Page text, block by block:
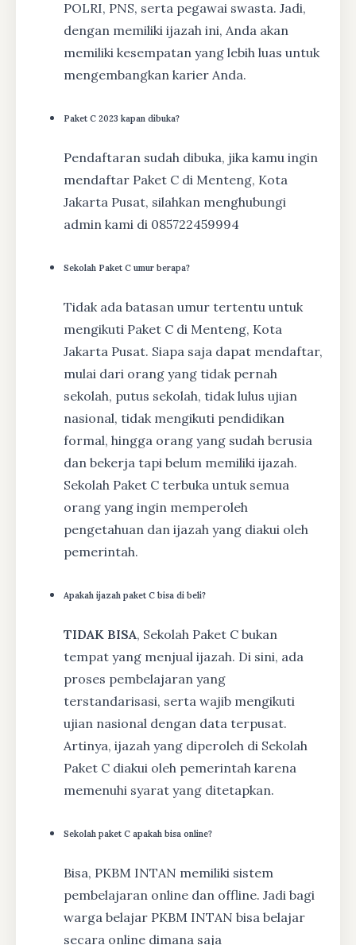
POLRI, PNS, serta pegawai swasta. Jadi,
dengan memiliki ijazah ini, Anda akan
memiliki kesempatan yang lebih luas untuk
mengembangkan karier Anda.
Paket C 2023 kapan dibuka?
Pendaftaran sudah dibuka, jika kamu ingin
mendaftar Paket C di Menteng, Kota
Jakarta Pusat, silahkan menghubungi
admin kami di 085722459994
Sekolah Paket C umur berapa?
Tidak ada batasan umur tertentu untuk
mengikuti Paket C di Menteng, Kota
Jakarta Pusat. Siapa saja dapat mendaftar,
mulai dari orang yang tidak pernah
sekolah, putus sekolah, tidak lulus ujian
nasional, tidak mengikuti pendidikan
formal, hingga orang yang sudah berusia
dan bekerja tapi belum memiliki ijazah.
Sekolah Paket C terbuka untuk semua
orang yang ingin memperoleh
pengetahuan dan ijazah yang diakui oleh
pemerintah.
Apakah ijazah paket C bisa di beli?
TIDAK BISA, Sekolah Paket C bukan
tempat yang menjual ijazah. Di sini, ada
proses pembelajaran yang
terstandarisasi, serta wajib mengikuti
ujian nasional dengan data terpusat.
Artinya, ijazah yang diperoleh di Sekolah
Paket C diakui oleh pemerintah karena
memenuhi syarat yang ditetapkan.
Sekolah paket C apakah bisa online?
Bisa, PKBM INTAN memiliki sistem
pembelajaran online dan offline. Jadi bagi
warga belajar PKBM INTAN bisa belajar
secara online dimana saja